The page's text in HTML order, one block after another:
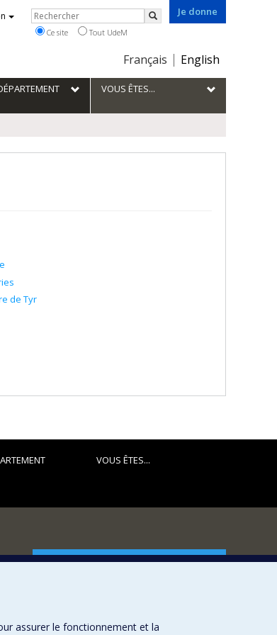
Je donne
Choix
la
langue
Français English
Rechercher
Rechercher
Ce site Tout UdeM
VOUS ÊTES...
de Tyr
VOUS ÊTES...
FACULTÉ DES ARTS ET DES SCIENCES
Nos programmes et cours
assurer le fonctionnement et la